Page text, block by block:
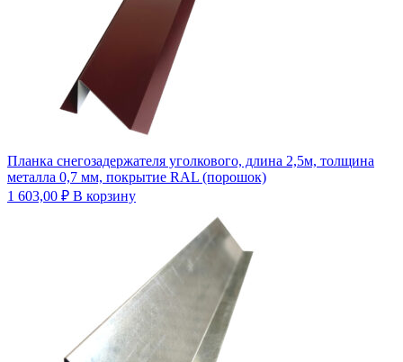
Планка снегозадержателя уголкового, длина 2,5м, толщина
металла 0,7 мм, покрытие RAL (порошок)
1 603,00 ₽ В корзину